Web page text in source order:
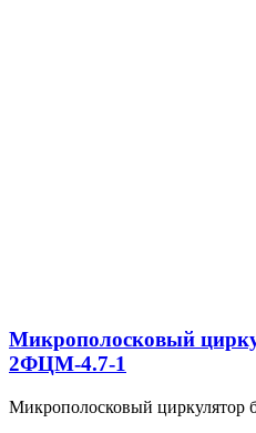
Микрополосковый
2ФЦМ-4.7-1
Микрополосковый циркулятор